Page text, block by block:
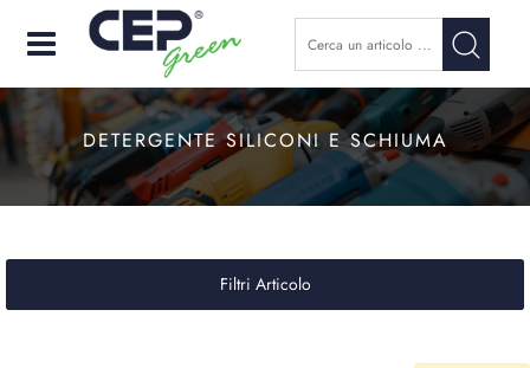
Open
DETERGENTE SILICONI E SCHIUMA
Filtri Articolo